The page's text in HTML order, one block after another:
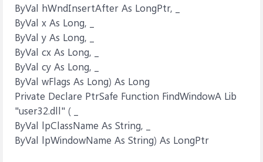
ByVal hWndInsertAfter As LongPtr, _
ByVal x As Long, _
ByVal y As Long, _
ByVal cx As Long, _
ByVal cy As Long, _
ByVal wFlags As Long) As Long
Private Declare PtrSafe Function FindWindowA Lib
"user32.dll" ( _
ByVal lpClassName As String, _
ByVal lpWindowName As String) As LongPtr